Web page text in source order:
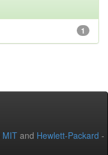
1
MIT and Hewlett-Packard -